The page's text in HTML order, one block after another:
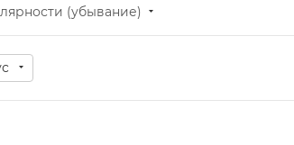
(убывание)